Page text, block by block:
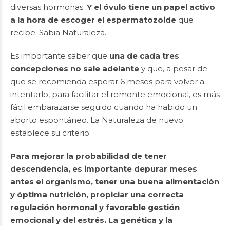
diversas hormonas. Y el óvulo tiene un papel activo
a la hora de escoger el espermatozoide que
recibe. Sabia Naturaleza.
Es importante saber que una de cada tres
concepciones no sale adelante y que, a pesar de
que se recomienda esperar 6 meses para volver a
intentarlo, para facilitar el remonte emocional, es más
fácil embarazarse seguido cuando ha habido un
aborto espontáneo. La Naturaleza de nuevo
establece su criterio.
Para mejorar la probabilidad de tener
descendencia, es importante depurar meses
antes el organismo, tener una buena alimentación
y óptima nutrición, propiciar una correcta
regulación hormonal y favorable gestión
emocional y del estrés. La genética y la